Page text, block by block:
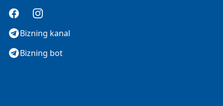
FacebookInstagram
Bizning kanal
Bizning bot